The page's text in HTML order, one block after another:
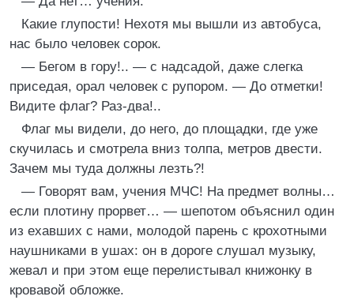
Какие глупости! Нехотя мы вышли из автобуса,
нас было человек сорок.
— Бегом в гору!.. — с надсадой, даже слегка
приседая, орал человек с рупором. — До отметки!
Видите флаг? Раз-два!..
Флаг мы видели, до него, до площадки, где уже
скучилась и смотрела вниз толпа, метров двести.
Зачем мы туда должны лезть?!
— Говорят вам, учения МЧС! На предмет волны…
если плотину прорвет… — шепотом объяснил один
из ехавших с нами, молодой парень с крохотными
наушниками в ушах: он в дороге слушал музыку,
жевал и при этом еще перелистывал книжонку в
кровавой обложке.